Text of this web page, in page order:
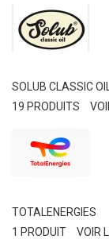
SOLUB CLASSIC OIL
19 PRODUITS
TOTALENERGIES
1 PRODUIT
VOIR